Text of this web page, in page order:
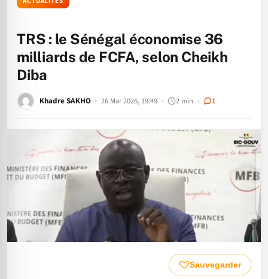
TRS : le Sénégal économise 36
milliards de FCFA, selon Cheikh
Diba
Khadre SAKHO 26 Mar 2026, 19:49 2 min 1
Sauvegarder